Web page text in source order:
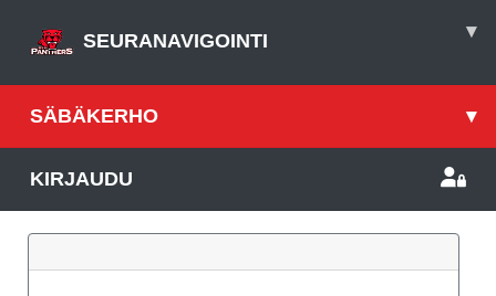
SEURANAVIGOINTI ▾
SÄBÄKERHO ▾
KIRJAUDU